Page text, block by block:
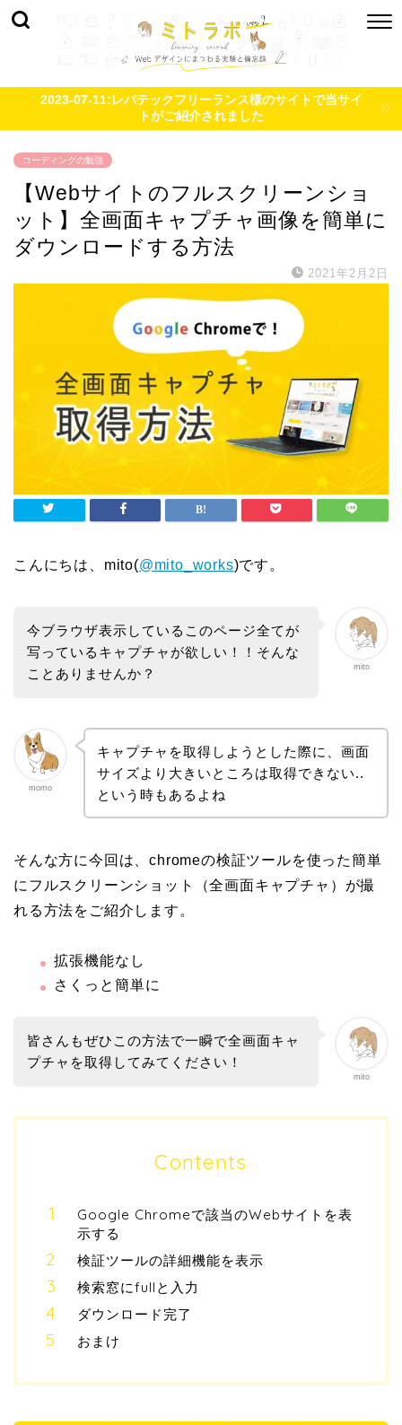
2023-07-11:レバテックフリーランス様のサイトで当サイ
トがご紹介されました
コーディングの勉強
【Webサイトのフルスクリーンショ
ット】全画面キャプチャ画像を簡単に
ダウンロードする方法
2021年2月2日
こんにちは、mito(@mito_works)です。
mito
今ブラウザ表示しているこのページ全てが
写っているキャプチャが欲しい！！そんな
ことありませんか？
momo
キャプチャを取得しようとした際に、画面
サイズより大きいところは取得できない..
という時もあるよね
そんな方に今回は、chromeの検証ツールを使った簡単
にフルスクリーンショット（全画面キャプチャ）が撮
れる方法をご紹介します。
拡張機能なし
さくっと簡単に
mito
皆さんもぜひこの方法で一瞬で全画面キャ
プチャを取得してみてください！
Contents
Google Chromeで該当のWebサイトを表
示する
検証ツールの詳細機能を表示
検索窓にfullと入力
ダウンロード完了
おまけ